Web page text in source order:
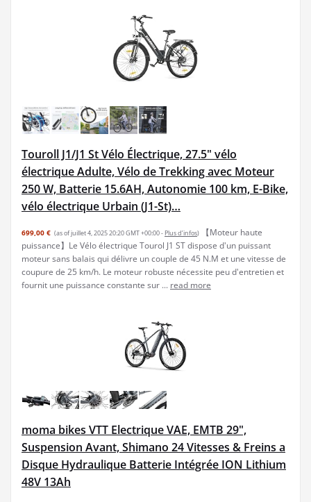
Touroll J1/J1 St Vélo Électrique, 27.5" vélo
électrique Adulte, Vélo de Trekking avec Moteur
250 W, Batterie 15.6AH, Autonomie 100 km, E-Bike,
vélo électrique Urbain (J1-St)…
699,00 € (as of juillet 4, 2025 20:20 GMT +00:00 - Plus d’infos)
【Moteur haute
puissance】Le Vélo électrique Tourol J1 ST dispose d'un puissant
moteur sans balais qui délivre un couple de 45 N.M et une vitesse de
coupure de 25 km/h. Le moteur robuste nécessite peu d'entretien et
fournit une puissance constante sur ... read more
moma bikes VTT Electrique VAE, EMTB 29",
Suspension Avant, Shimano 24 Vitesses & Freins a
Disque Hydraulique Batterie Intégrée ION Lithium
48V 13Ah